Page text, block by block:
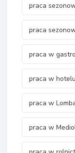
praca
praca
praca w
praca w
praca w
praca w